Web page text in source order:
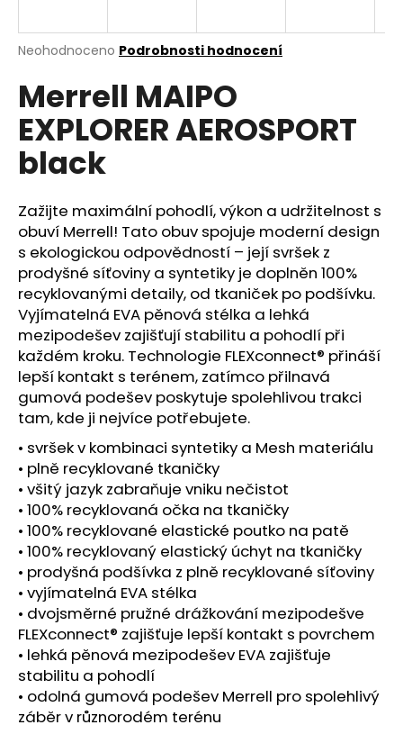
Průměrné
produktu
je
0,0
5
hvězdiček.
Neohodnoceno Podrobnosti hodnocení
Merrell MAIPO
EXPLORER AEROSPORT
black
Zažijte maximální pohodlí, výkon a udržitelnost s
obuví Merrell! Tato obuv spojuje moderní design
s ekologickou odpovědností – její svršek z
prodyšné síťoviny a syntetiky je doplněn 100%
recyklovanými detaily, od tkaniček po podšívku.
Vyjímatelná EVA pěnová stélka a lehká
mezipodešev zajišťují stabilitu a pohodlí při
každém kroku. Technologie FLEXconnect® přináší
lepší kontakt s terénem, zatímco přilnavá
gumová podešev poskytuje spolehlivou trakci
tam, kde ji nejvíce potřebujete.
• svršek v kombinaci syntetiky a Mesh materiálu
• plně recyklované tkaničky
• všitý jazyk zabraňuje vniku nečistot
• 100% recyklovaná očka na tkaničky
• 100% recyklované elastické poutko na patě
• 100% recyklovaný elastický úchyt na tkaničky
• prodyšná podšívka z plně recyklované síťoviny
• vyjímatelná EVA stélka
• dvojsměrné pružné drážkování mezipodešve
FLEXconnect® zajišťuje lepší kontakt s povrchem
• lehká pěnová mezipodešev EVA zajišťuje
stabilitu a pohodlí
• odolná gumová podešev Merrell pro spolehlivý
záběr v různorodém terénu
j
t
?
HLEDAT
D
o
p
o
r
u
č
u
j
e
m
e
BOTY
CRAFT
CTM
ULTRA
3
-
BÉŽOVÁ
1
599
Kč
Původně: